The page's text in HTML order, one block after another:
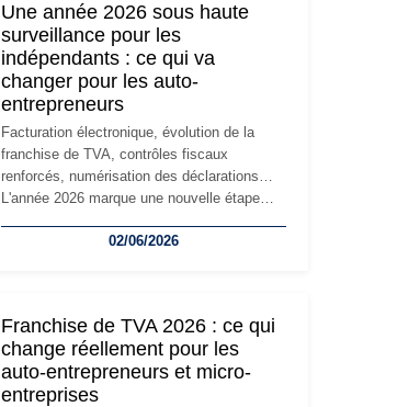
siège social répond souvent à une nouvelle
étape de la vie de l'entreprise et implique
plusieurs formalités obligatoires.
Une année 2026 sous haute
surveillance pour les
indépendants : ce qui va
changer pour les auto-
entrepreneurs
Facturation électronique, évolution de la
franchise de TVA, contrôles fiscaux
renforcés, numérisation des déclarations…
L'année 2026 marque une nouvelle étape
travailleurs indépendants. Si le régime de la
réglementaire plus exigeant. Décryptage des
principaux changements et des précautions
à prendre pour éviter les mauvaises
surprises.
02/06/2026
Franchise de TVA 2026 : ce qui
change réellement pour les
auto-entrepreneurs et micro-
entreprises